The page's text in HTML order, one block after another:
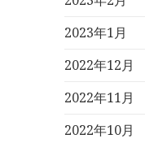
2023年1月
2022年12月
2022年11月
2022年10月